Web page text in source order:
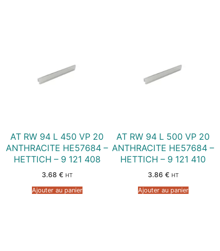
AT RW 94 L 450 VP 20
ANTHRACITE HE57684 –
HETTICH – 9 121 408
3.68 € HT
Ajouter au panier
AT RW 94 L 500 VP 20
ANTHRACITE HE57684 –
HETTICH – 9 121 410
3.86 € HT
Ajouter au panier